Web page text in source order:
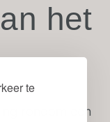
te
het
rondom een